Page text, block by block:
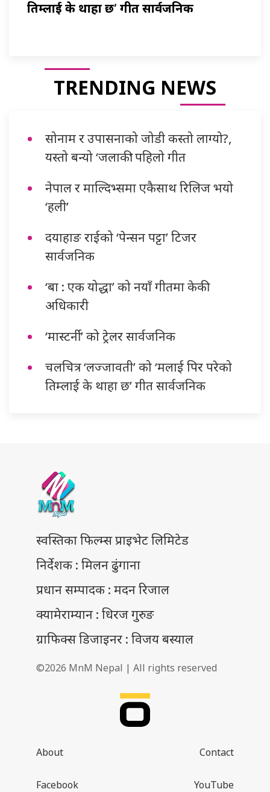
तिम्लाई के थाहा छ’ गीत सार्वजनिक
TRENDING NEWS
सोनाम र उपासनाको जोडी कस्तो लाग्यो?,
यस्तो बन्यो ‘जलाकी’ पहिलो गीत
नेपाल र माल्दिभ्समा एकैसाथ रिलिज भयो
‘हली’
दयाहाङ राईको ‘पेन्सन पट्टा’ टिजर
सार्वजनिक
‘बा : एक योद्धा’ को नयाँ गीतमा केकी
अधिकारी
‘मास्टर्नी’ को ट्रेलर सार्वजनिक
चलचित्र ‘लज्जावती’ को ‘मलाई पिर परेको
तिम्लाई के थाहा छ’ गीत सार्वजनिक
स्वस्तिका फिल्म्स प्राइभेट लिमिटेड
निर्देशक : मिलन ढुंगाना
प्रधान सम्पादक : मदन रिजाल
क्यामेराम्यान : धिरज गुरुङ
ग्राफिक्स डिजाइनर : विजय बस्याल
©2026 MnM Nepal | All rights reserved
About Contact
Facebook YouTube